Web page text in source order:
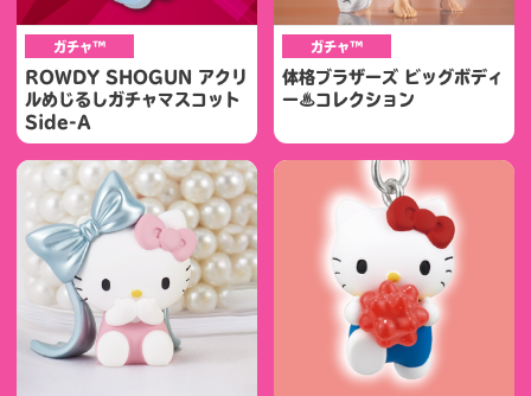
ガチャ™
ROWDY SHOGUN アクリ
ルめじるしガチャマスコット
Side-A
ガチャ™
体格ブラザーズ ビッグボディ
ー♨コレクション